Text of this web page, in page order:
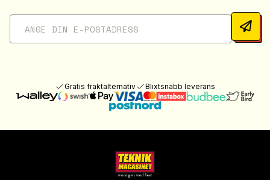
Gratis fraktalternativ Blixtsnabb leverans